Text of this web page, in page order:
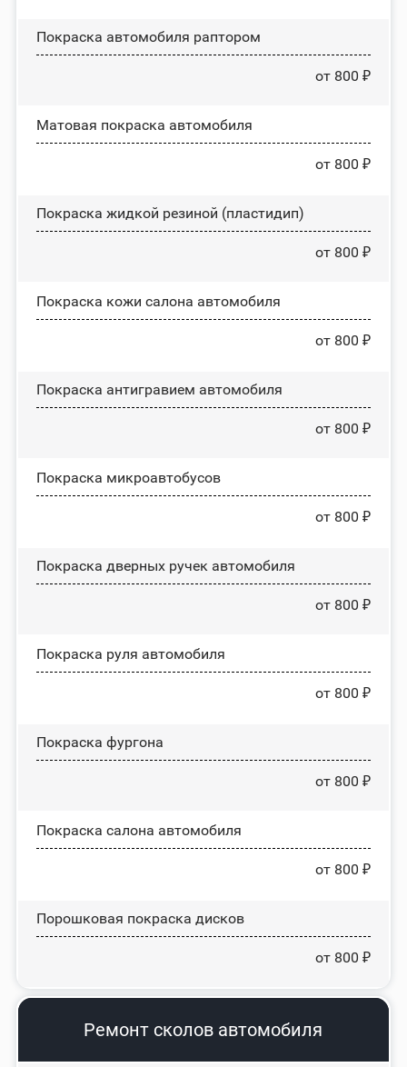
Покраска автомобиля раптором
от 800 ₽
Матовая покраска автомобиля
от 800 ₽
Покраска жидкой резиной (пластидип)
от 800 ₽
Покраска кожи салона автомобиля
от 800 ₽
Покраска антигравием автомобиля
от 800 ₽
Покраска микроавтобусов
от 800 ₽
Покраска дверных ручек автомобиля
от 800 ₽
Покраска руля автомобиля
от 800 ₽
Покраска фургона
от 800 ₽
Покраска салона автомобиля
от 800 ₽
Порошковая покраска дисков
от 800 ₽
Ремонт сколов автомобиля